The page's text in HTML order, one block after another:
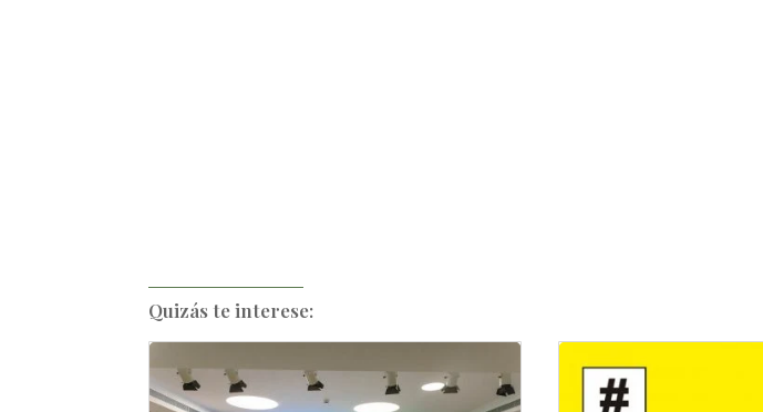
Quizás te interese: